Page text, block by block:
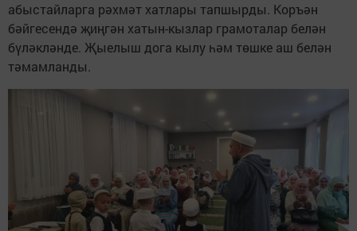
абыстайларга рәхмәт хатлары тапшырды. Коръән
бәйгесендә җиңгән хатын-кызлар грамоталар белән
бүләкләнде. Җыелыш дога кылу һәм төшке аш белән
тәмамланды.